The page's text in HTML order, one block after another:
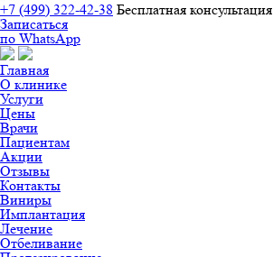
+7 (499) 322-42-38 Бесплатная конcультация
Записаться
по WhatsApp
Главная
О клинике
Услуги
Цены
Врачи
Пациентам
Акции
Отзывы
Контакты
Виниры
Имплантация
Лечение
Отбеливание